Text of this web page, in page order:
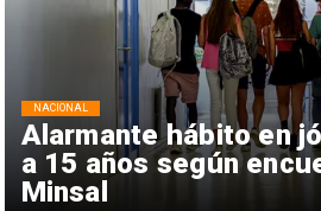
Alarmante hábito en
a 15 años según
Minsal
NACIONAL